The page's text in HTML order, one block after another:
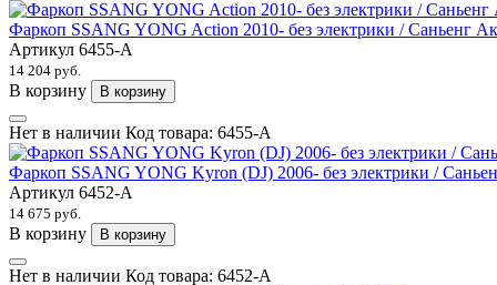
Фаркоп SSANG YONG Action 2010- без электрики / Саньенг
Артикул 6455-A
14 204 руб.
В корзину В корзину
Нет в наличии Код товара: 6455-A
Фаркоп SSANG YONG Kyron (DJ) 2006- без электрики /
Артикул 6452-A
14 675 руб.
В корзину В корзину
Нет в наличии Код товара: 6452-A